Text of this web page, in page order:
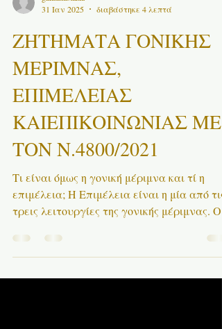
31 Ιαν 2025
διαβάστηκε 4 λεπτά
ΖΗΤΗΜΑΤΑ ΓΟΝΙΚΗΣ
ΜΕΡΙΜΝΑΣ,
ΕΠΙΜΕΛΕΙΑΣ
ΚΑΙΕΠΙΚΟΙΝΩΝΙΑΣ ΜΕ
ΤΟΝ Ν.4800/2021
Τι είναι όμως η γονική μέριμνα και τί η
τρεις λειτουργίες της γονικής μέριμνας. Οι
άλλες δύο...